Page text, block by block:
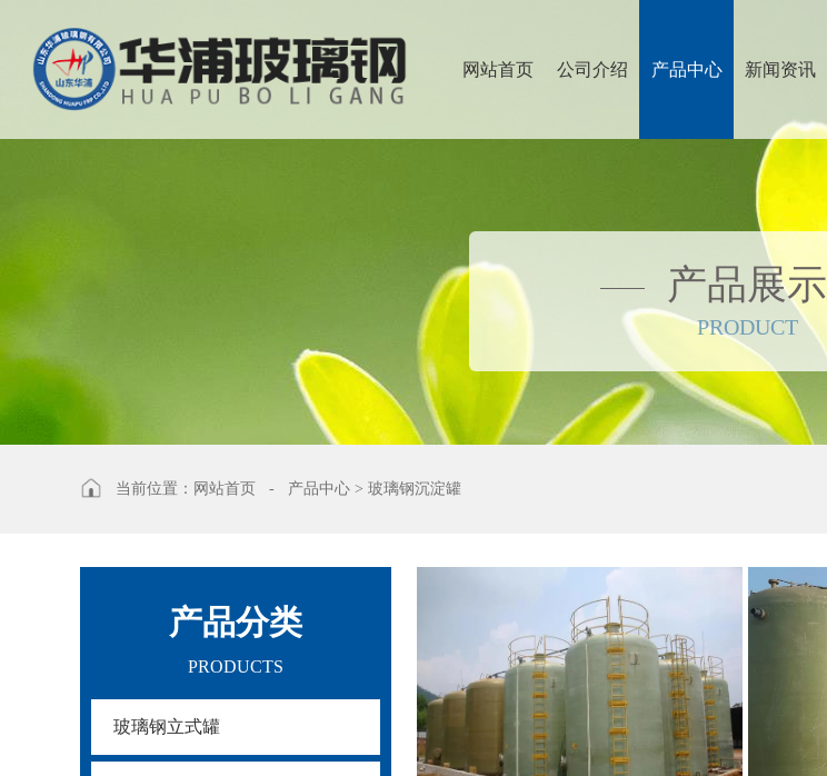
网站首页 公司介绍 产品中心 新闻资讯
产品展示
PRODUCT
当前位置： 网站首页 - 产品中心 > 玻璃钢沉淀罐
产品分类
PRODUCTS
玻璃钢立式罐